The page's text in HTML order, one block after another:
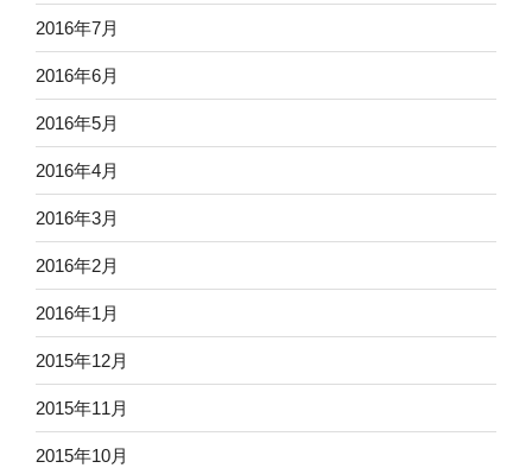
2016年7月
2016年6月
2016年5月
2016年4月
2016年3月
2016年2月
2016年1月
2015年12月
2015年11月
2015年10月